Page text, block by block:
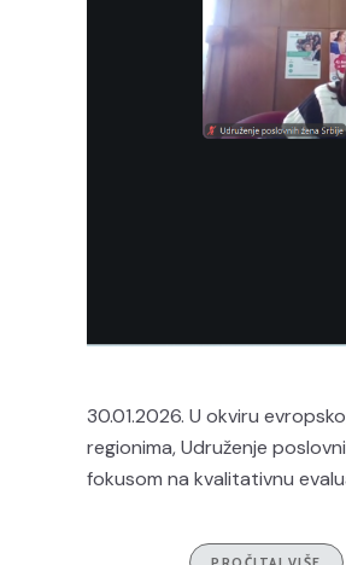
30.01.2026. U okviru
regionima, Udruženje
fokusom na kvalitativnu